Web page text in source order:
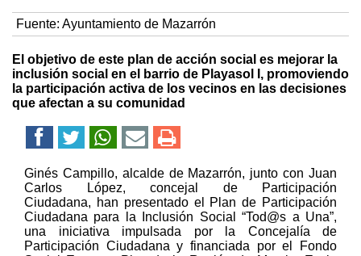
Fuente: Ayuntamiento de Mazarrón
El objetivo de este plan de acción social es mejorar la
inclusión social en el barrio de Playasol I, promoviendo
la participación activa de los vecinos en las decisiones
que afectan a su comunidad
Ginés Campillo, alcalde de Mazarrón, junto con Juan
Carlos López, concejal de Participación
Ciudadana, han presentado el Plan de Participación
Ciudadana para la Inclusión Social “Tod@s a Una”,
una iniciativa impulsada por la Concejalía de
Participación Ciudadana y financiada por el Fondo